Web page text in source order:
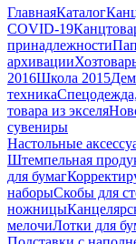
ГлавнаяКаталог
COVID-19
принадлежности
архивации
2016Школа 2015
техника
товара из экселя
сувениры
Настольные
Штемпельная
для бумаг
наборыСкобы для
ножницы
мелочиЛотки для